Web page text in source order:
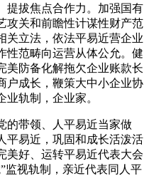
提拔焦点合作力。加强国有
攻关和前瞻性计谋性财产范
关立法，依法平易近营企业
性范畴向运营从体公允。健
美防备化解拖欠企业账款长
户成长，鞭策大中小企业协
轨制，企业家。
带领、人平易近当家做
平易近，巩固和成长活泼活
美好、运转平易近代表大会
监视轨制，亲近代表同人平